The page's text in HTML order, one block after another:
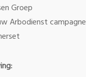
Groep
Arbodienst campagne